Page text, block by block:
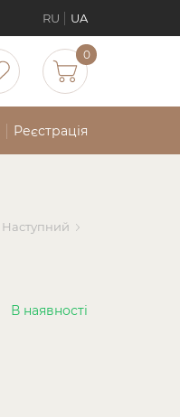
RU UA
0
Реєстрація
Наступний
В наявності